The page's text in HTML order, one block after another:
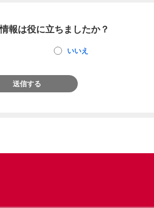
報は役に立ちましたか？
いいえ
送信する